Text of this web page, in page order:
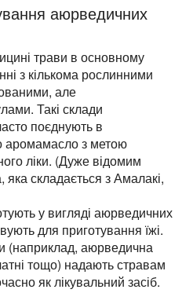
аюрведичних
трави в основному
з кількома рослинними
але
Такі склади
поєднують в
аромамасло з метою
ліки. (Дуже відомим
складається з Амалакі,
у вигляді аюрведичних
для приготування їжі.
(наприклад, аюрведична
тощо) надають стравам
як лікувальний засіб.